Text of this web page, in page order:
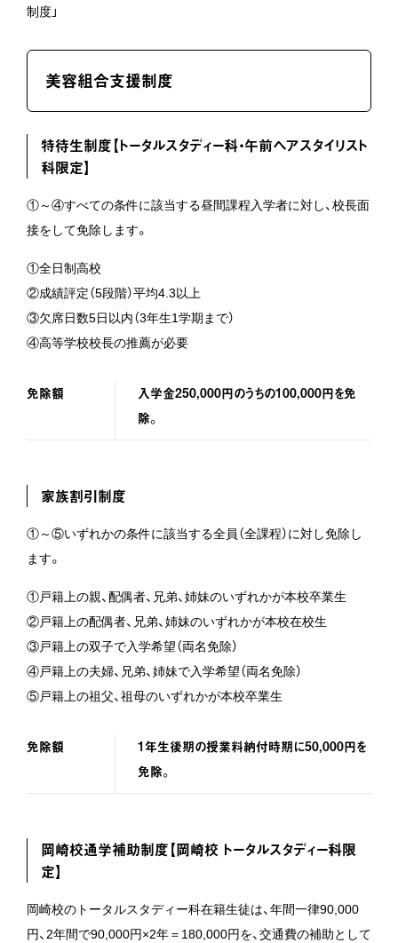
制度」
美容組合支援制度
特待生制度【トータルスタディー科・午前へアスタイリスト
科限定】
①～④すべての条件に該当する昼間課程入学者に対し、校長面
接をして免除します。
①全日制高校
②成績評定（5段階）平均4.3以上
③欠席日数5日以内（3年生1学期まで）
④高等学校校長の推薦が必要
免除額
入学金250,000円のうちの100,000円を免
除。
家族割引制度
①～⑤いずれかの条件に該当する全員（全課程）に対し免除し
ます。
①戸籍上の親、配偶者、兄弟、姉妹のいずれかが本校卒業生
②戸籍上の配偶者、兄弟、姉妹のいずれかが本校在校生
③戸籍上の双子で入学希望（両名免除）
④戸籍上の夫婦、兄弟、姉妹で入学希望（両名免除）
⑤戸籍上の祖父、祖母のいずれかが本校卒業生
免除額
1年生後期の授業料納付時期に50,000円を
免除。
岡崎校通学補助制度【岡崎校 トータルスタディー科限
定】
岡崎校のトータルスタディー科在籍生徒は、年間一律90,000
円、2年間で90,000円×2年＝180,000円を、交通費の補助として